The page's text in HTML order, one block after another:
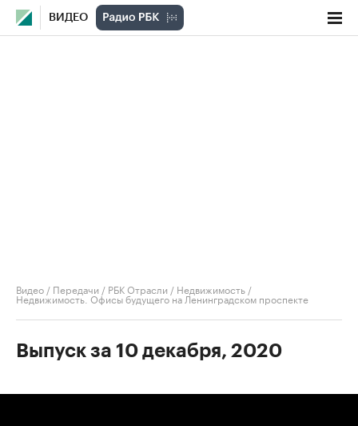
ВИДЕО
Видео / Передачи / РБК Отрасли / Недвижимость /
Недвижимость. Офисы будущего на Ленинградском проспекте
Выпуск за 10 декабря, 2020